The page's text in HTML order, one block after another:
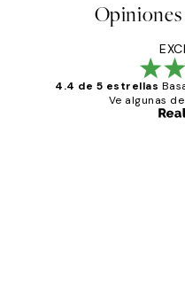
4.4 de 5 estrellas
Ve algunas